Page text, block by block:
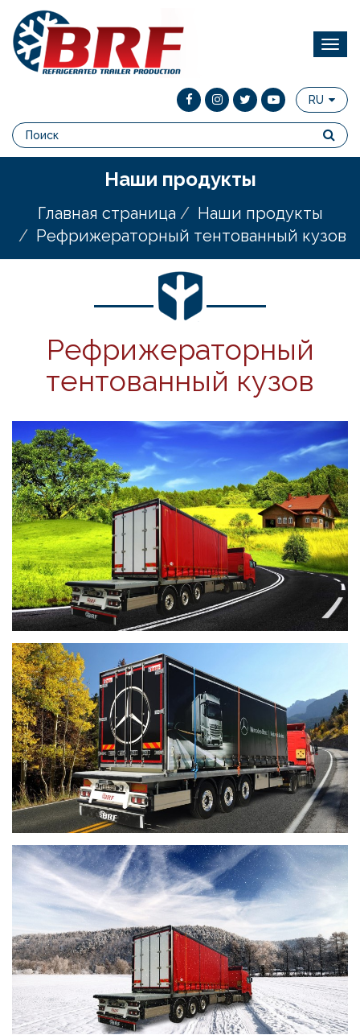
RU
Наши продукты
Главная страница
Наши продукты
Рефрижераторный тентованный кузов
Рефрижераторный
тентованный кузов